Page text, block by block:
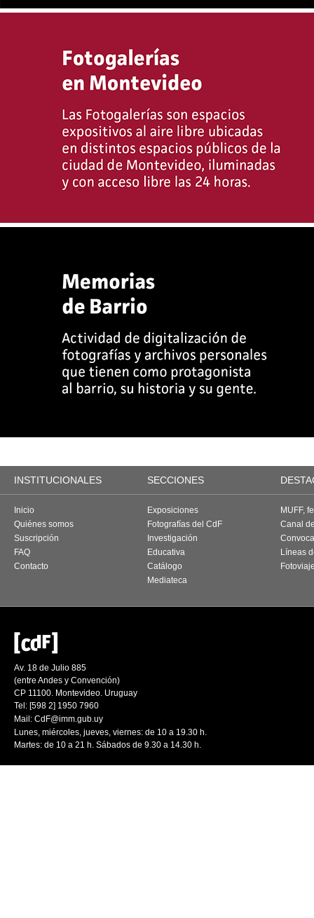
INSTITUCIONALES SECCIONES
Inicio
Quiénes somos
Suscripción
FAQ
Contacto
Exposiciones
Fotografías del CdF
Investigación
Educativa
Catálogo
Mediateca
MUFF,
Canal
Líneas
Av. 18 de Julio 885
(entre Andes y Convención)
CP 11100. Montevideo. Uruguay
Tel: [598 2] 1950 7960
Mail: CdF@imm.gub.uy
Lunes, miércoles, jueves, viernes: de 10 a 19.30 h.
Martes: de 10 a 21 h. Sábados de 9.30 a 14.30 h.